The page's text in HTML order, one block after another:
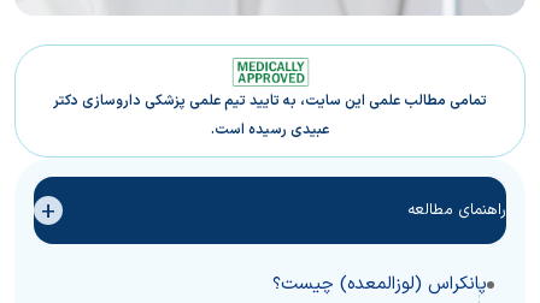
تمامی مطالب علمی این سایت، به تایید تیم علمی پزشکی داروسازی دکتر
عبیدی رسیده است.
راهنمای مطالعه +
پانکراس (لوزالمعده) چیست؟